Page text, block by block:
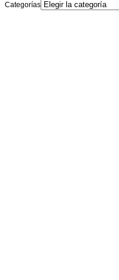
Categorías